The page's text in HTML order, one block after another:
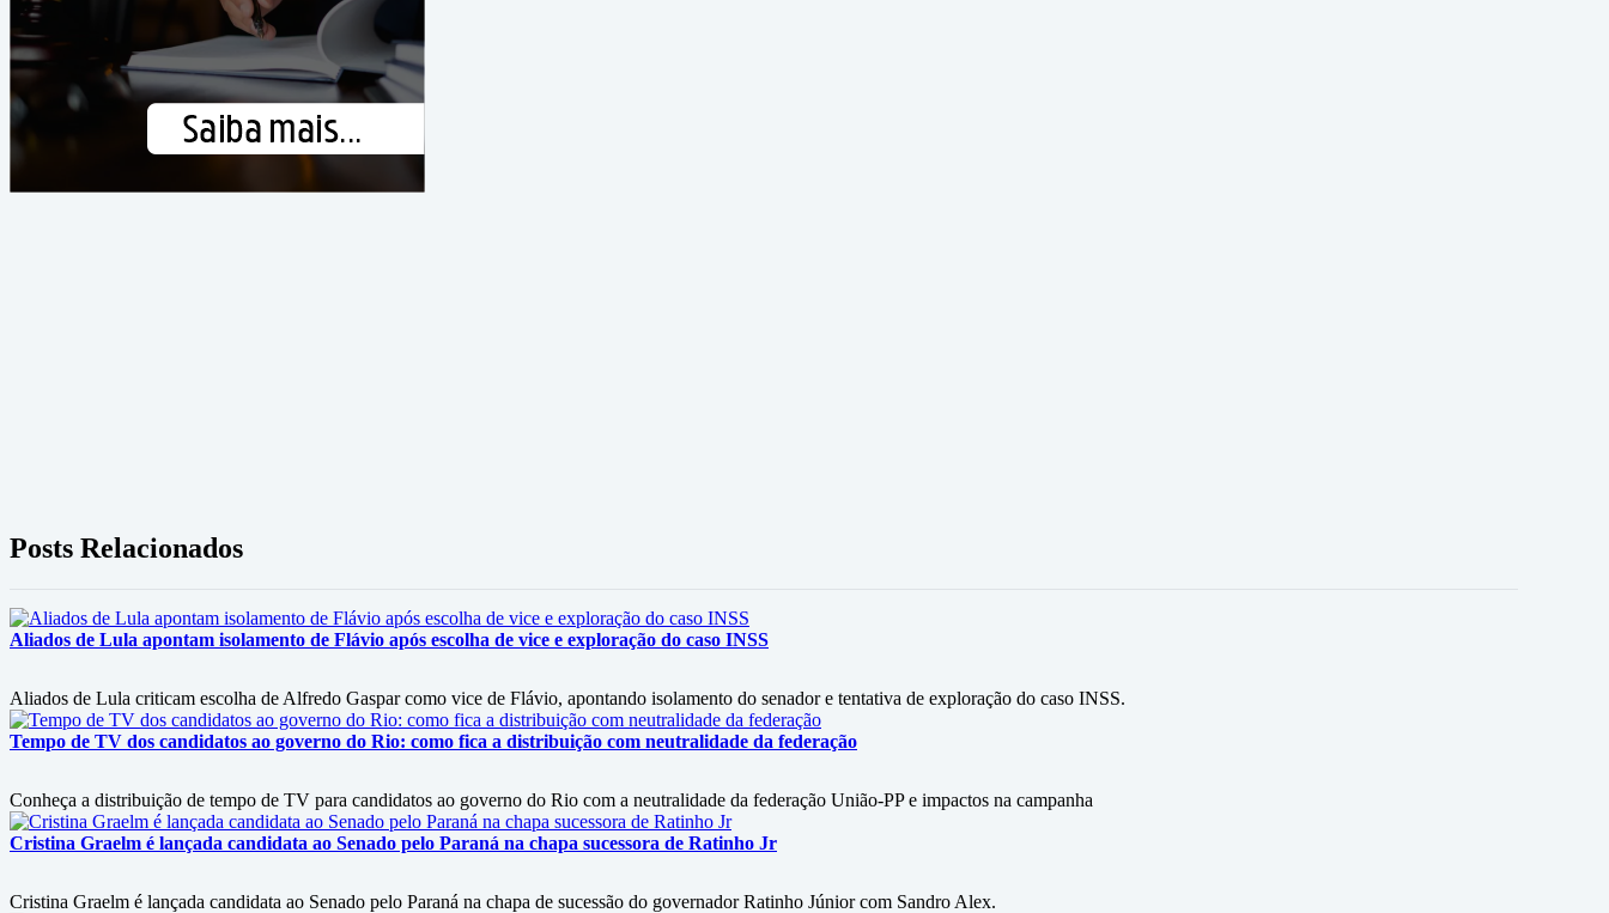
Posts Relacionados
Aliados de Lula apontam isolamento de Flávio após escolha de vice e exploração do caso INSS
Aliados de Lula criticam escolha de Alfredo Gaspar como vice de Flávio, apontando isolamento do senador e tentativa de exploração do caso INSS.
Tempo de TV dos candidatos ao governo do Rio: como fica a distribuição com neutralidade da federação
Conheça a distribuição de tempo de TV para candidatos ao governo do Rio com a neutralidade da federação União-PP e impactos na campanha
Cristina Graelm é lançada candidata ao Senado pelo Paraná na chapa sucessora de Ratinho Jr
Cristina Graelm é lançada candidata ao Senado pelo Paraná na chapa de sucessão do governador Ratinho Júnior com Sandro Alex.